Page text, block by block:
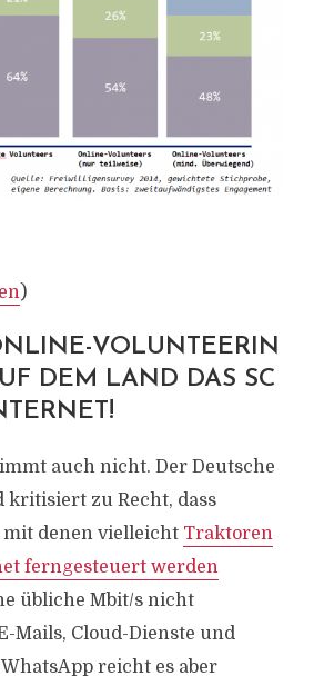
)
VOLUNTEERIN
DEM LAND DAS SC
auch nicht. Der Deutsche
kritisiert zu Recht, dass
denen vielleicht Traktoren
ferngesteuert werden
übliche Mbit/s nicht
Mails, Cloud-Dienste und
reicht es aber